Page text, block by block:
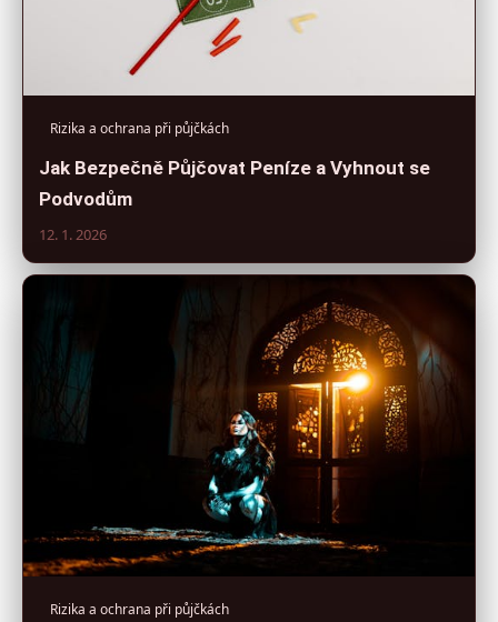
Rizika a ochrana při půjčkách
Jak Bezpečně Půjčovat Peníze a Vyhnout se
Podvodům
12. 1. 2026
Rizika a ochrana při půjčkách